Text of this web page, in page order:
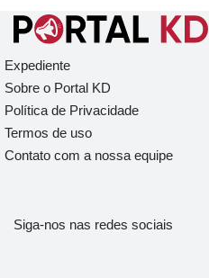
Expediente
Sobre o Portal KD
Política de Privacidade
Termos de uso
Contato com a nossa equipe
Siga-nos nas redes sociais